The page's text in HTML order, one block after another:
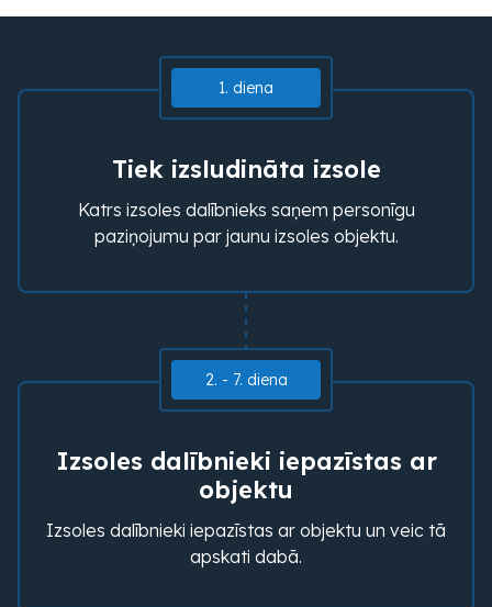
1. diena
Tiek izsludināta izsole
Katrs izsoles dalībnieks saņem personīgu
paziņojumu par jaunu izsoles objektu.
2. - 7. diena
Izsoles dalībnieki iepazīstas ar
objektu
Izsoles dalībnieki iepazīstas ar objektu un veic tā
apskati dabā.